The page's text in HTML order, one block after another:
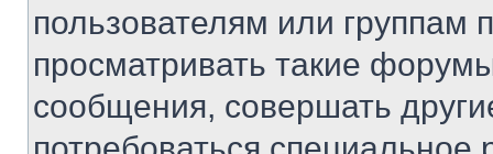
пользователям или группам
просматривать такие
сообщения, совершать